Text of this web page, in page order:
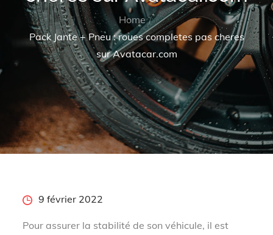
Home
Pack Jante + Pneu : roues completes pas cheres
sur Avatacar.com
Posted9 février 2022
Pour assurer la stabilité de son véhicule, il est